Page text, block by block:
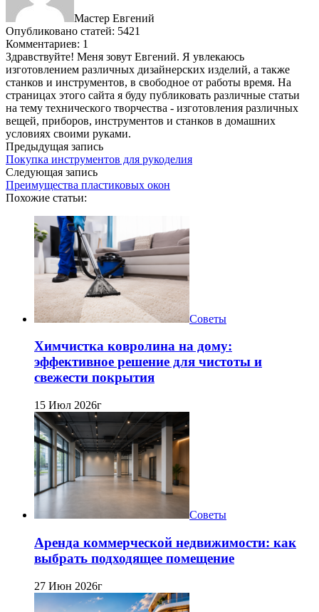
Мастер Евгений
Опубликовано статей: 5421
Комментариев: 1
Здравствуйте! Меня зовут Евгений. Я увлекаюсь
изготовлением различных дизайнерских изделий, а также
станков и инструментов, в свободное от работы время. На
страницах этого сайта я буду публиковать различные статьи
на тему технического творчества - изготовления различных
вещей, приборов, инструментов и станков в домашних
условиях своими руками.
Предыдущая запись
Покупка инструментов для рукоделия
Следующая запись
Преимущества пластиковых окон
Похожие статьи:
Советы
Химчистка ковролина на дому:
эффективное решение для чистоты и
свежести покрытия
15 Июл 2026г
Советы
Аренда коммерческой недвижимости: как
выбрать подходящее помещение
27 Июн 2026г